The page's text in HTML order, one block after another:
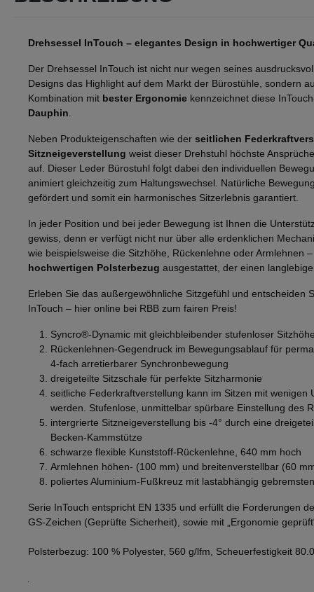
Drehsessel InTouch – elegantes Design in hochwertiger
Der Drehsessel InTouch ist nicht nur wegen seines
Designs das Highlight auf dem Markt der Bürostühle, sondern
Kombination mit bester Ergonomie kennzeichnet diese
Dauphin.
Neben Produkteigenschaften wie der seitlichen
Sitzneigeverstellung weist dieser Drehstuhl höchste
auf. Dieser Leder Bürostuhl folgt dabei den individuellen
animiert gleichzeitig zum Haltungswechsel. Natürliche
gefördert und somit ein harmonisches Sitzerlebnis garantiert.
In jeder Position und bei jeder Bewegung ist Ihnen die
gewiss, denn er verfügt nicht nur über alle erdenklichen
wie beispielsweise die Sitzhöhe, Rückenlehne oder Armlehnen
hochwertigen Polsterbezug ausgestattet, der einen
Erleben Sie das außergewöhnliche Sitzgefühl und entscheiden
InTouch – hier online bei RBB zum fairen Preis!
Syncro®-Dynamic mit gleichbleibender stufenloser
Rückenlehnen-Gegendruck im Bewegungsablauf für
4-fach arretierbarer Synchronbewegung
dreigeteilte Sitzschale für perfekte Sitzharmonie
seitliche Federkraftverstellung kann im Sitzen mit wenigen
werden. Stufenlose, unmittelbar spürbare Einstellung des
intergrierte Sitzneigeverstellung bis -4° durch eine
Becken-Kammstütze
schwarze flexible Kunststoff-Rückenlehne, 640 mm hoch
Armlehnen höhen- (100 mm) und breitenverstellbar (60
poliertes Aluminium-Fußkreuz mit lastabhängig
Serie InTouch entspricht EN 1335 und erfüllt die Forderungen
GS-Zeichen (Geprüfte Sicherheit), sowie mit „Ergonomie
Polsterbezug: 100 % Polyester, 560 g/lfm, Scheuerfestigkeit